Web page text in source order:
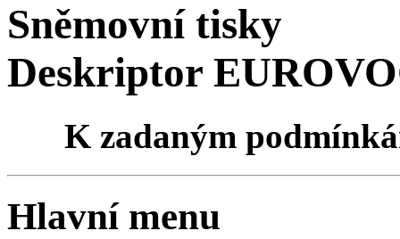
Sněmovní tisky
Deskriptor
K zadaným
Hlavní menu